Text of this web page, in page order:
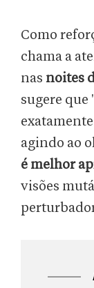
Como
chama a
nas noites
sugere que
agindo ao
é melhor
visões